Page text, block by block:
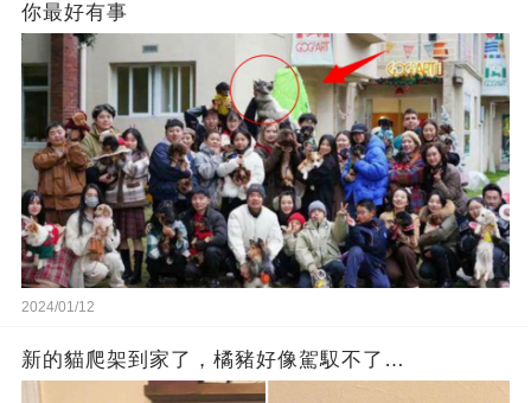
你最好有事
2024/01/12
新的貓爬架到家了，橘豬好像駕馭不了…